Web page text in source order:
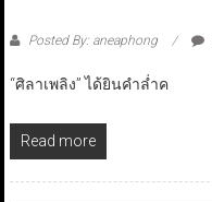
Posted By: aneaphong
“ศิลาเพลิง” ได้ยินคำล่ำค
Read more